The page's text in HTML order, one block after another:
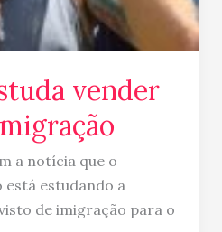
vender
a notícia que o
estudando a
de imigração para o